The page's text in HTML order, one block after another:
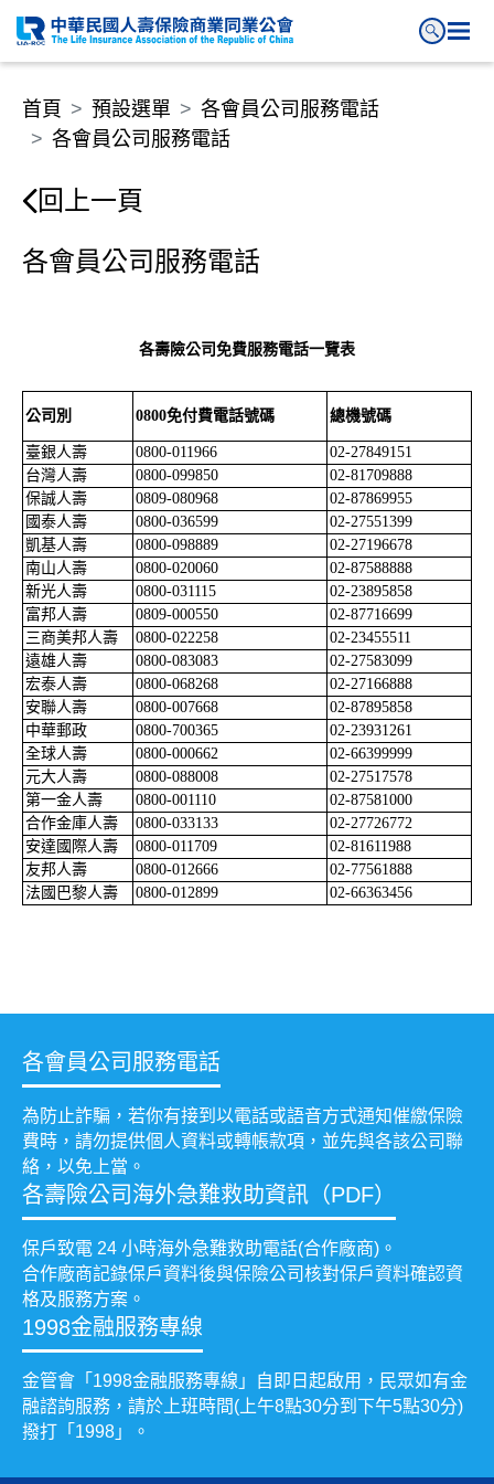
各會員公司服務電話
首頁 預設選單
各會員公司服務電話
各會員公司服務電話
回上一頁
各會員公司服務電話
各壽險公司免費服務電話一覽表
公司別 0800免付費電話號碼 總機號碼
臺銀人壽 0800-011966
02-27849151
台灣人壽
0800-099850
02-81709888
保誠人壽
0809-080968
02-87869955
國泰人壽
0800-036599
02-27551399
凱基人壽
0800-098889
02-27196678
南山人壽
0800-020060
02-87588888
新光人壽
0800-031115
02-23895858
富邦人壽
0809-000550
02-87716699
三商美邦人壽 0800-022258
02-23455511
遠雄人壽
0800-083083
02-27583099
宏泰人壽
0800-068268
02-27166888
安聯人壽
0800-007668
02-87895858
中華郵政
0800-700365
02-23931261
全球人壽
0800-000662 02-66399999
元大人壽
0800-088008
02-27517578
第一金人壽
0800-001110
02-87581000
合作金庫人壽
0800-033133
02-27726772
安達國際人壽
0800-011709
02-81611988
友邦人壽
0800-012666
02-77561888
法國巴黎人壽
0800-012899 02-66363456
各會員公司服務電話
為防止詐騙，若你有接到以電話或語音方式通知催繳保險
費時，請勿提供個人資料或轉帳款項，並先與各該公司聯
絡，以免上當。
各壽險公司海外急難救助資訊（PDF）
保戶致電 24 小時海外急難救助電話(合作廠商)。
合作廠商記錄保戶資料後與保險公司核對保戶資料確認資
格及服務方案。
1998金融服務專線
金管會「1998金融服務專線」自即日起啟用，民眾如有金
融諮詢服務，請於上班時間(上午8點30分到下午5點30分)
撥打「1998」。